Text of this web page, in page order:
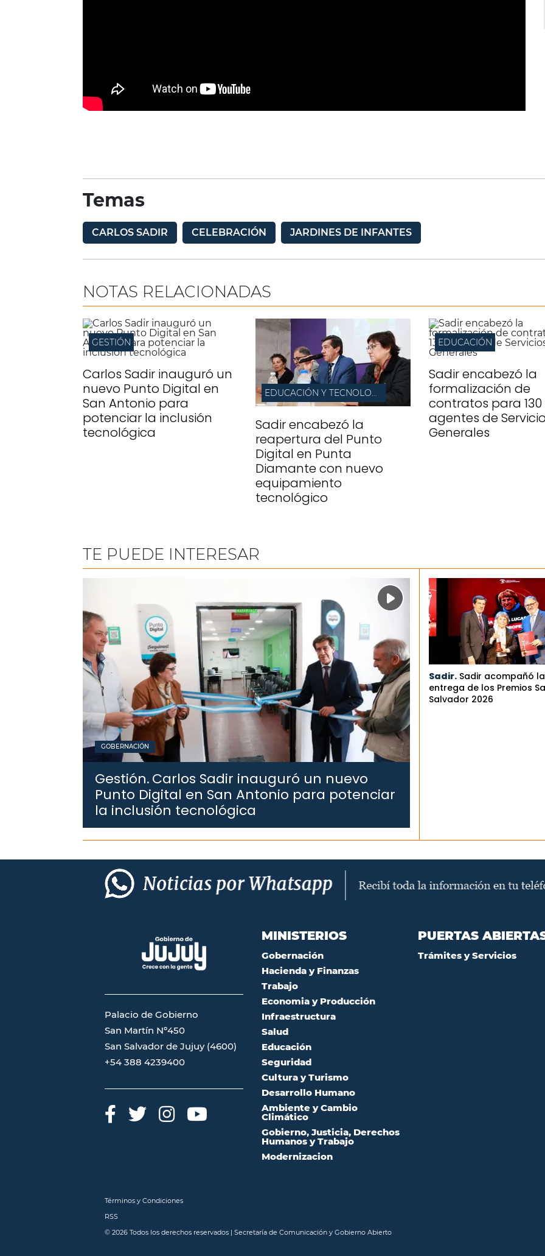
Temas
CARLOS SADIR CELEBRACIÓN JARDINES DE INFANTES
NOTAS RELACIONADAS
GESTIÓN
Carlos Sadir inauguró un
nuevo Punto Digital en
San Antonio para
potenciar la inclusión
tecnológica
Sadir encabezó la
reapertura del Punto
Digital en Punta
Diamante con nuevo
equipamiento
tecnológico
EDUCACIÓN
Sadir encabezó la
formalización de
contratos para 130
agentes de
Generales
TE PUEDE INTERESAR
GOBERNACIÓN
Gestión.Carlos Sadir inauguró un nuevo
Punto Digital en San Antonio para potenciar
la inclusión tecnológica
Sadir. Sadir acompañó la
entrega de los Premios
Salvador 2026
Palacio de Gobierno
San Martín Nº450
San Salvador de Jujuy (4600)
+54 388 4239400
MINISTERIOS
Gobernación
Hacienda y Finanzas
Trabajo
Economia y Producción
Infraestructura
Salud
Educación
Seguridad
Cultura y Turismo
Desarrollo Humano
Ambiente y Cambio
Climático
Gobierno, Justicia, Derechos
Humanos y Trabajo
Modernizacion
PUERTAS
Trámites y Servicios
Términos y Condiciones
RSS
© 2026 Todos los derechos reservados | Secretaría de Comunicación y Gobierno Abierto